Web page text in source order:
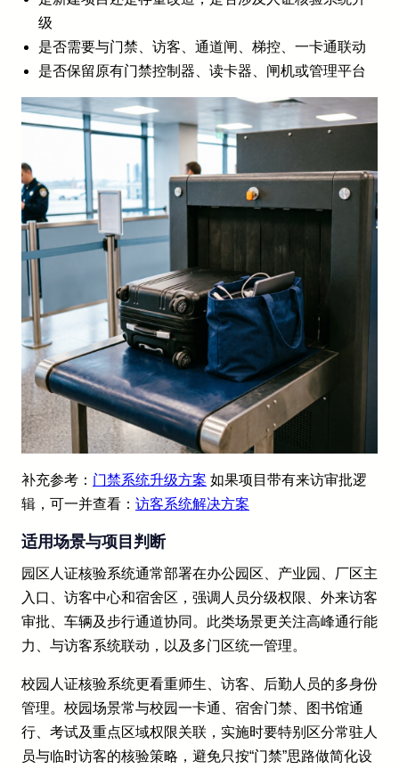
级
是否需要与门禁、访客、通道闸、梯控、一卡通联动
是否保留原有门禁控制器、读卡器、闸机或管理平台
补充参考： 门禁系统升级方案 如果项目带有来访审批逻
辑，可一并查看： 访客系统解决方案
适用场景与项目判断
园区人证核验系统通常部署在办公园区、产业园、厂区主
入口、访客中心和宿舍区，强调人员分级权限、外来访客
审批、车辆及步行通道协同。此类场景更关注高峰通行能
力、与访客系统联动，以及多门区统一管理。
校园人证核验系统更看重师生、访客、后勤人员的多身份
管理。校园场景常与校园一卡通、宿舍门禁、图书馆通
行、考试及重点区域权限关联，实施时要特别区分常驻人
员与临时访客的核验策略，避免只按“门禁”思路做简化设